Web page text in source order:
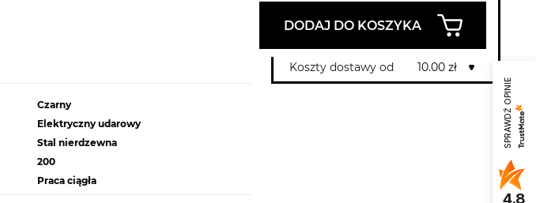
Czarny
Elektryczny udarowy
Stal nierdzewna
200
Praca ciągła
DODAJ DO KOSZYKA
Koszty dostawy od 10.00 zł
SPRAWDŹ OPINIE
4.8